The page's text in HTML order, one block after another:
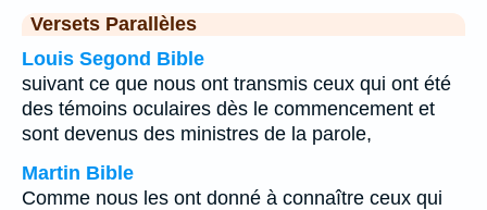
Versets Parallèles
Louis Segond Bible
suivant ce que nous ont transmis ceux qui ont été
des témoins oculaires dès le commencement et
sont devenus des ministres de la parole,
Martin Bible
Comme nous les ont donné à connaître ceux qui